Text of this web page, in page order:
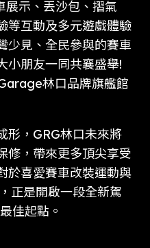
示、丟沙包、摺氣
等互動及多元遊戲體驗
少見、全民參與的賽車
小朋友一同共襄盛舉!
林口品牌旗艦館
形，GRG林口未來將
修，帶來更多頂尖享受
於喜愛賽車改裝運動與
正是開啟一段全新駕
佳起點。